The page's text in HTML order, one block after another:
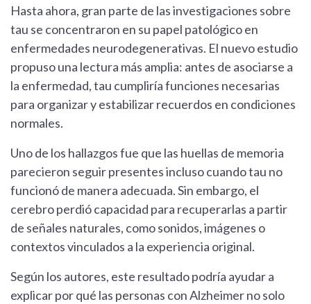
Hasta ahora, gran parte de las investigaciones sobre
tau se concentraron en su papel patológico en
enfermedades neurodegenerativas. El nuevo estudio
propuso una lectura más amplia: antes de asociarse a
la enfermedad, tau cumpliría funciones necesarias
para organizar y estabilizar recuerdos en condiciones
normales.
Uno de los hallazgos fue que las huellas de memoria
parecieron seguir presentes incluso cuando tau no
funcionó de manera adecuada. Sin embargo, el
cerebro perdió capacidad para recuperarlas a partir
de señales naturales, como sonidos, imágenes o
contextos vinculados a la experiencia original.
Según los autores, este resultado podría ayudar a
explicar por qué las personas con Alzheimer no solo